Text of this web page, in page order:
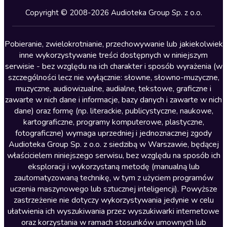
Kryminały
Lektury szkolne
Literatura anglojęzyczna
Literatura faktu
Literatura obyczajowa
Literatura piękna obca
Literatura piękna polska
Nagrania relaksacyjne
Nauka języków
Nauki humanistyczne
Podcasty i audycje
Polityka
Prasa
Copyright © 2008-2026 Audioteka Group Sp. z o.o.
Pobieranie, zwielokrotnianie, przechowywanie lub jakiekolwiek
inne wykorzystywanie treści dostępnych w niniejszym
serwisie - bez względu na ich charakter i sposób wyrażenia (w
szczególności lecz nie wyłącznie: słowne, słowno-muzyczne,
muzyczne, audiowizualne, audialne, tekstowe, graficzne i
zawarte w nich dane i informacje, bazy danych i zawarte w nich
dane) oraz formę (np. literackie, publicystyczne, naukowe,
kartograficzne, programy komputerowe, plastyczne,
fotograficzne) wymaga uprzedniej i jednoznacznej zgody
Audioteka Group Sp. z o.o. z siedzibą w Warszawie, będącej
właścicielem niniejszego serwisu, bez względu na sposób ich
eksploracji i wykorzystaną metodę (manualną lub
zautomatyzowaną technikę, w tym z użyciem programów
uczenia maszynowego lub sztucznej inteligencji). Powyższe
zastrzeżenie nie dotyczy wykorzystywania jedynie w celu
ułatwienia ich wyszukiwania przez wyszukiwarki internetowe
oraz korzystania w ramach stosunków umownych lub